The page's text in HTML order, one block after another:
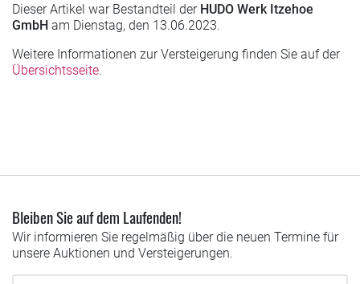
Dieser Artikel war Bestandteil der HUDO Werk Itzehoe
GmbH am Dienstag, den 13.06.2023.
Weitere Informationen zur Versteigerung finden Sie auf der
Übersichtsseite.
Bleiben Sie auf dem Laufenden!
Wir informieren Sie regelmäßig über die neuen Termine für
unsere Auktionen und Versteigerungen.